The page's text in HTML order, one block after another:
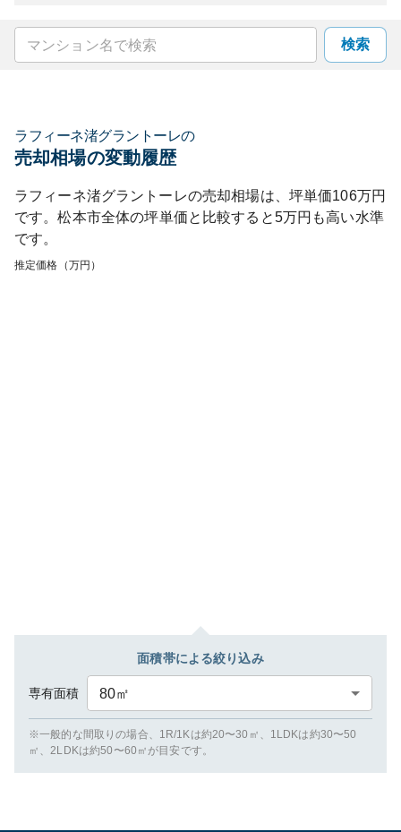
検索
ラフィーネ渚グラントーレの
売却相場の変動履歴
ラフィーネ渚グラントーレの売却相場は、坪単価106万円
です。松本市全体の坪単価と比較すると5万円も高い水準
です。
推定価格（万円）
面積帯による絞り込み
専有面積 80㎡
※一般的な間取りの場合、1R/1Kは約20〜30㎡、1LDKは約30〜50
㎡、2LDKは約50〜60㎡が目安です。